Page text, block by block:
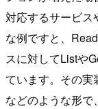
対応するサービス
な例ですと、
スに対してListや
ています。その実
などのような形